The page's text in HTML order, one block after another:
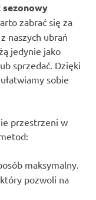
sezonowy
zabrać się za
naszych ubrań
jedynie jako
sprzedać. Dzięki
sobie
przestrzeni w
maksymalny.
pozwoli na